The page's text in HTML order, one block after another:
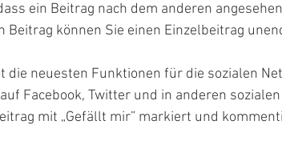
ein Beitrag nach dem anderen
Beitrag können Sie einen Einzelbeitrag
die neuesten Funktionen für die sozialen
Facebook, Twitter und in anderen
mit „Gefällt mir” markiert und